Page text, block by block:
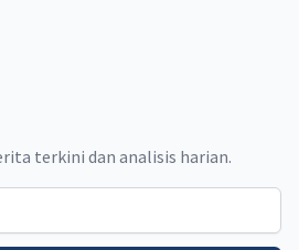
terkini dan analisis harian.